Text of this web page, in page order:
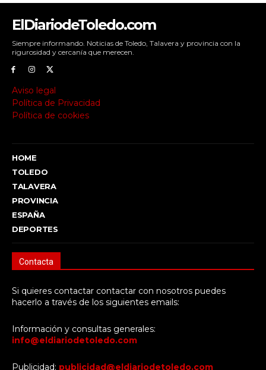
ElDiariodeToledo.com
Siempre informando. Noticias de Toledo, Talavera y provincia con la
rigurosidad y cercanía que merecen.
Aviso legal
Política de Privacidad
Política de cookies
HOME
TOLEDO
TALAVERA
PROVINCIA
ESPAÑA
DEPORTES
Contacta
Si quieres contactar contactar con nosotros puedes
hacerlo a través de los siguientes emails:
Información y consultas generales:
info@eldiariodetoledo.com
Publicidad: publicidad@eldiariodetoledo.com